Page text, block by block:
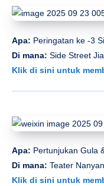
Apa: Peringatan ke -3
Di mana: Side Street
Klik di sini untuk
Apa: Pertunjukan Gula
Di mana: Teater
Klik di sini untuk